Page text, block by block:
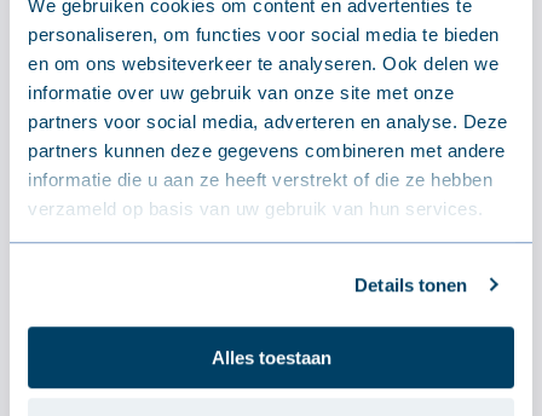
We gebruiken cookies om content en advertenties te
personaliseren, om functies voor social media te bieden
en om ons websiteverkeer te analyseren. Ook delen we
informatie over uw gebruik van onze site met onze
partners voor social media, adverteren en analyse. Deze
partners kunnen deze gegevens combineren met andere
informatie die u aan ze heeft verstrekt of die ze hebben
verzameld op basis van uw gebruik van hun services.
Details tonen
Alles toestaan
Isolatie